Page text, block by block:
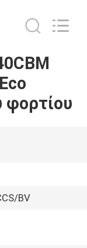
φορτίου
BV